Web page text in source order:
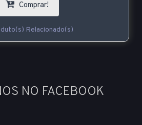
Comprar!
Relacionado(s)
NO FACEBOOK